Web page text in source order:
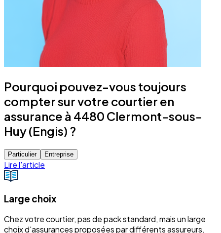
Pourquoi pouvez-vous toujours
compter sur votre courtier en
assurance à 4480 Clermont-sous-
Huy (Engis) ?
Particulier Entreprise
Lire l'article
Large choix
Chez votre courtier, pas de pack standard, mais un large
choix d'assurances proposées par différents assureurs.